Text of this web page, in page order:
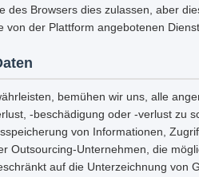
des Browsers dies zulassen, aber
der Plattform angebotenen
bemühen wir uns, alle
-beschädigung oder -verlust zu
von Informationen,
Outsourcing-Unternehmen, die
auf die Unterzeichnung von